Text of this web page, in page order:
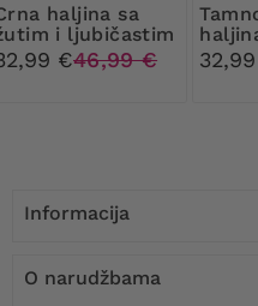
sa
i ljubičastim
€46,99 €
Tamnoplava maxi
Informacija
O narudžbama